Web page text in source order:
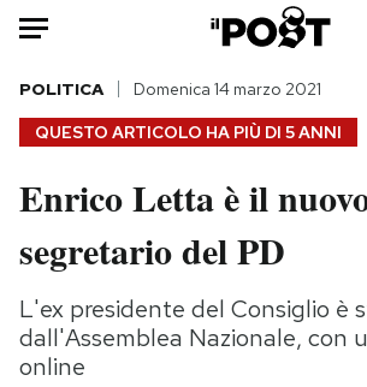
Auto
HOME
Italia
Politica
Tecnologia
Internet
Scienza
Moda
Storie/
Ok
QUESTO ARTICOLO HA PIÙ DI 5 ANNI
POLITICA Domenica 14 marzo 2021
Enrico Letta è il
segretario del PD
L'ex presidente del Consiglio è
dall'Assemblea Nazionale, con
online